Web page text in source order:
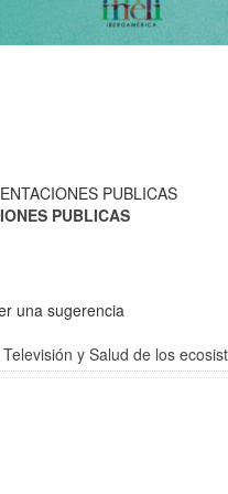
PUBLICAS
PUBLICAS
una sugerencia
y Salud de los